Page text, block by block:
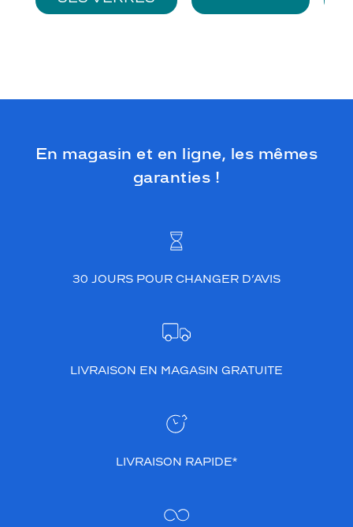
En magasin et en ligne, les mêmes
garanties !
30 JOURS POUR CHANGER D’AVIS
LIVRAISON EN MAGASIN GRATUITE
LIVRAISON RAPIDE*